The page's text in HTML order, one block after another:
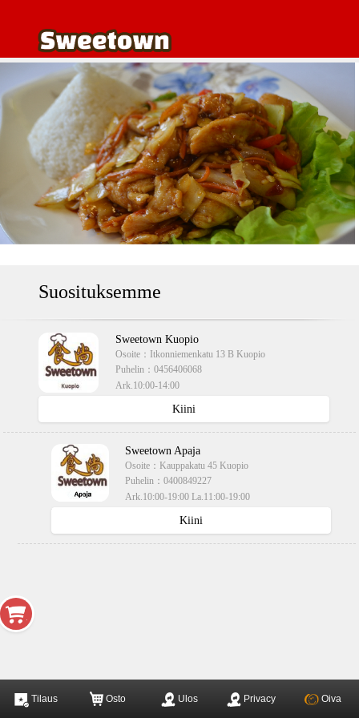
Suosituksemme
Sweetown Kuopio
Osoite：
Itkonniemenkatu 13 B Kuopio
Puhelin：0456406068
Ark.10:00-14:00
Kiini
Sweetown Apaja
Osoite： Kauppakatu 45 Kuopio
Puhelin：0400849227
Ark.10:00-19:00 La.11:00-19:00
Kiini
Tilaus Osto Ulos Privacy Oiva